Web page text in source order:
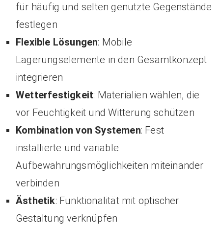
für häufig und selten genutzte Gegenstände
festlegen
Flexible Lösungen: Mobile
Lagerungselemente in den Gesamtkonzept
integrieren
Wetterfestigkeit: Materialien wählen, die
vor Feuchtigkeit und Witterung schützen
Kombination von Systemen: Fest
installierte und variable
Aufbewahrungsmöglichkeiten miteinander
verbinden
Ästhetik: Funktionalität mit optischer
Gestaltung verknüpfen